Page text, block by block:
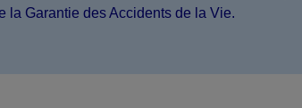
la Garantie des Accidents de la Vie.